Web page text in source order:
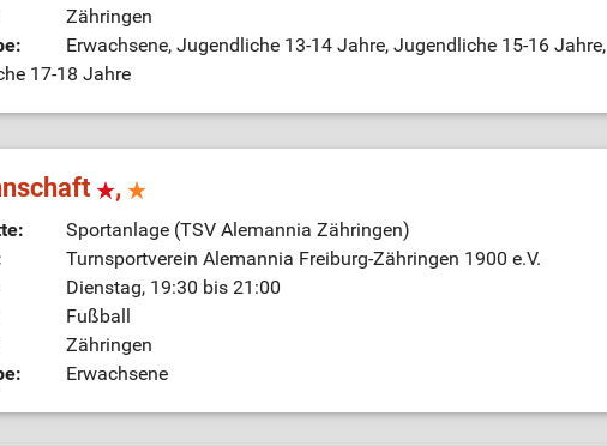
Zähringen
Erwachsene, Jugendliche 13-14 Jahre, Jugendliche 15-16 Jahre,
17-18 Jahre
,
Sportanlage (TSV Alemannia Zähringen)
Turnsportverein Alemannia Freiburg-Zähringen 1900 e.V.
Dienstag, 19:30 bis 21:00
Fußball
Zähringen
Erwachsene